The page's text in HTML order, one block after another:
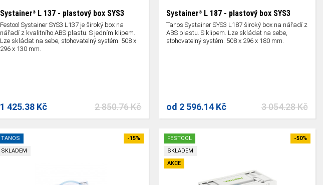
Systainer³ L 137 - plastový box SYS3
Festool Systainer SYS3 L137 je široký box na
nářadí z kvalitního ABS plastu. S jedním klipem.
Lze skládat na sebe, stohovatelný systém. 508 x
296 x 130 mm.
2 850.76 Kč
1 425.38 Kč
Systainer³ L 187 - plastový box SYS3
Tanos Systainer SYS3 L187 široký box na nářadí z
ABS plastu. S klipem. Lze skládat na sebe,
stohovatelný systém. 508 x 296 x 180 mm.
3 054.28 Kč
od 2 596.14 Kč
TANOS
SKLADEM
-15%
FESTOOL
SKLADEM
AKCE
-50%